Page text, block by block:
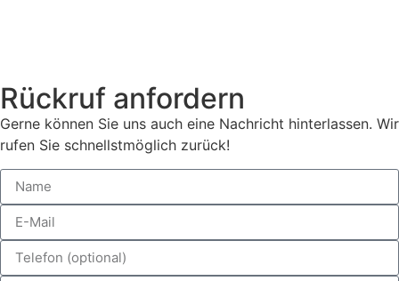
Rückruf anfordern
Gerne können Sie uns auch eine Nachricht hinterlassen. Wir
rufen Sie schnellstmöglich zurück!